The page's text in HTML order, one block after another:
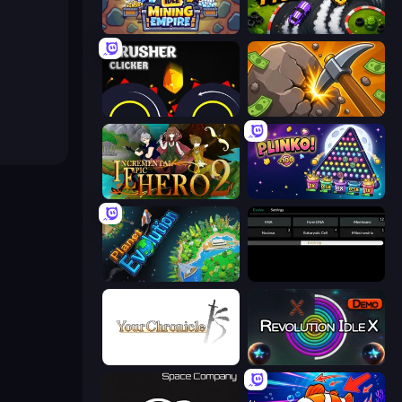
Idle Mining Empire Drift Tycoon
Crusher Clicker Mine Clicker
Incremental Epic Hero 2 PLINKO!
Planet Evolution: Idle Clicker
Revolution Idle X